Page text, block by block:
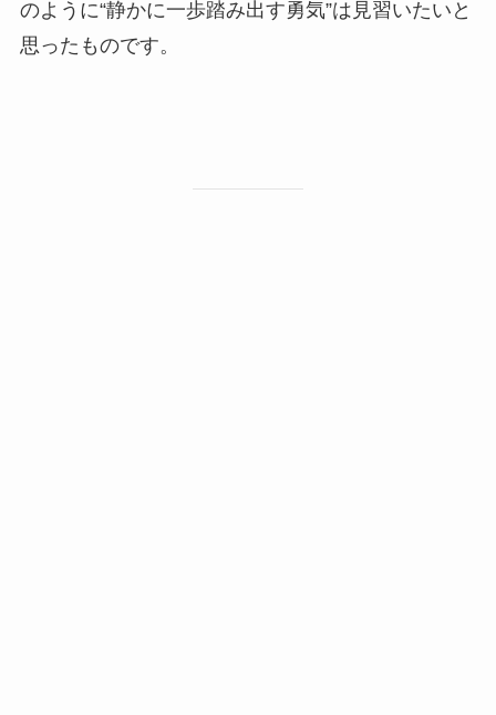
のように“静かに一歩踏み出す勇気”は見習いたいと
思ったものです。